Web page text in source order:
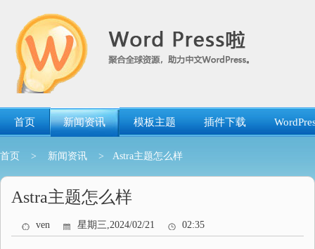
首页 新闻资讯 模板主题 插件下载
首页 > 新闻资讯 > Astra主题怎么样
Astra主题怎么样
ven 星期三,2024/02/21 02:35